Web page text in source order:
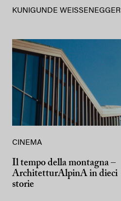
KUNIGUNDE WEISSENEGGER
CINEMA
Il tempo della montagna –
ArchitetturAlpinA in dieci
storie